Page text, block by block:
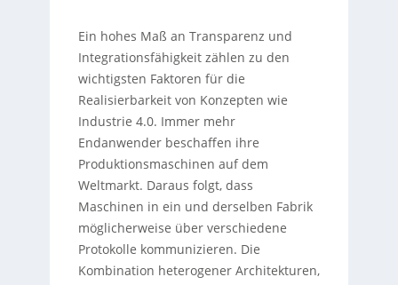
er von PI.–
jedes Produkt mit
100-Mbit-Ethernet-
mit CC-Link-IE-
Kompatibilität
auszustatten.
Ein hohes Maß an Transparenz und
Integrationsfähigkeit zählen zu den
wichtigsten Faktoren für die
Realisierbarkeit von Konzepten wie
Industrie 4.0. Immer mehr
Endanwender beschaffen ihre
Produktionsmaschinen auf dem
Weltmarkt. Daraus folgt, dass
Maschinen in ein und derselben Fabrik
möglicherweise über verschiedene
Protokolle kommunizieren. Die
Kombination heterogener Architekturen,